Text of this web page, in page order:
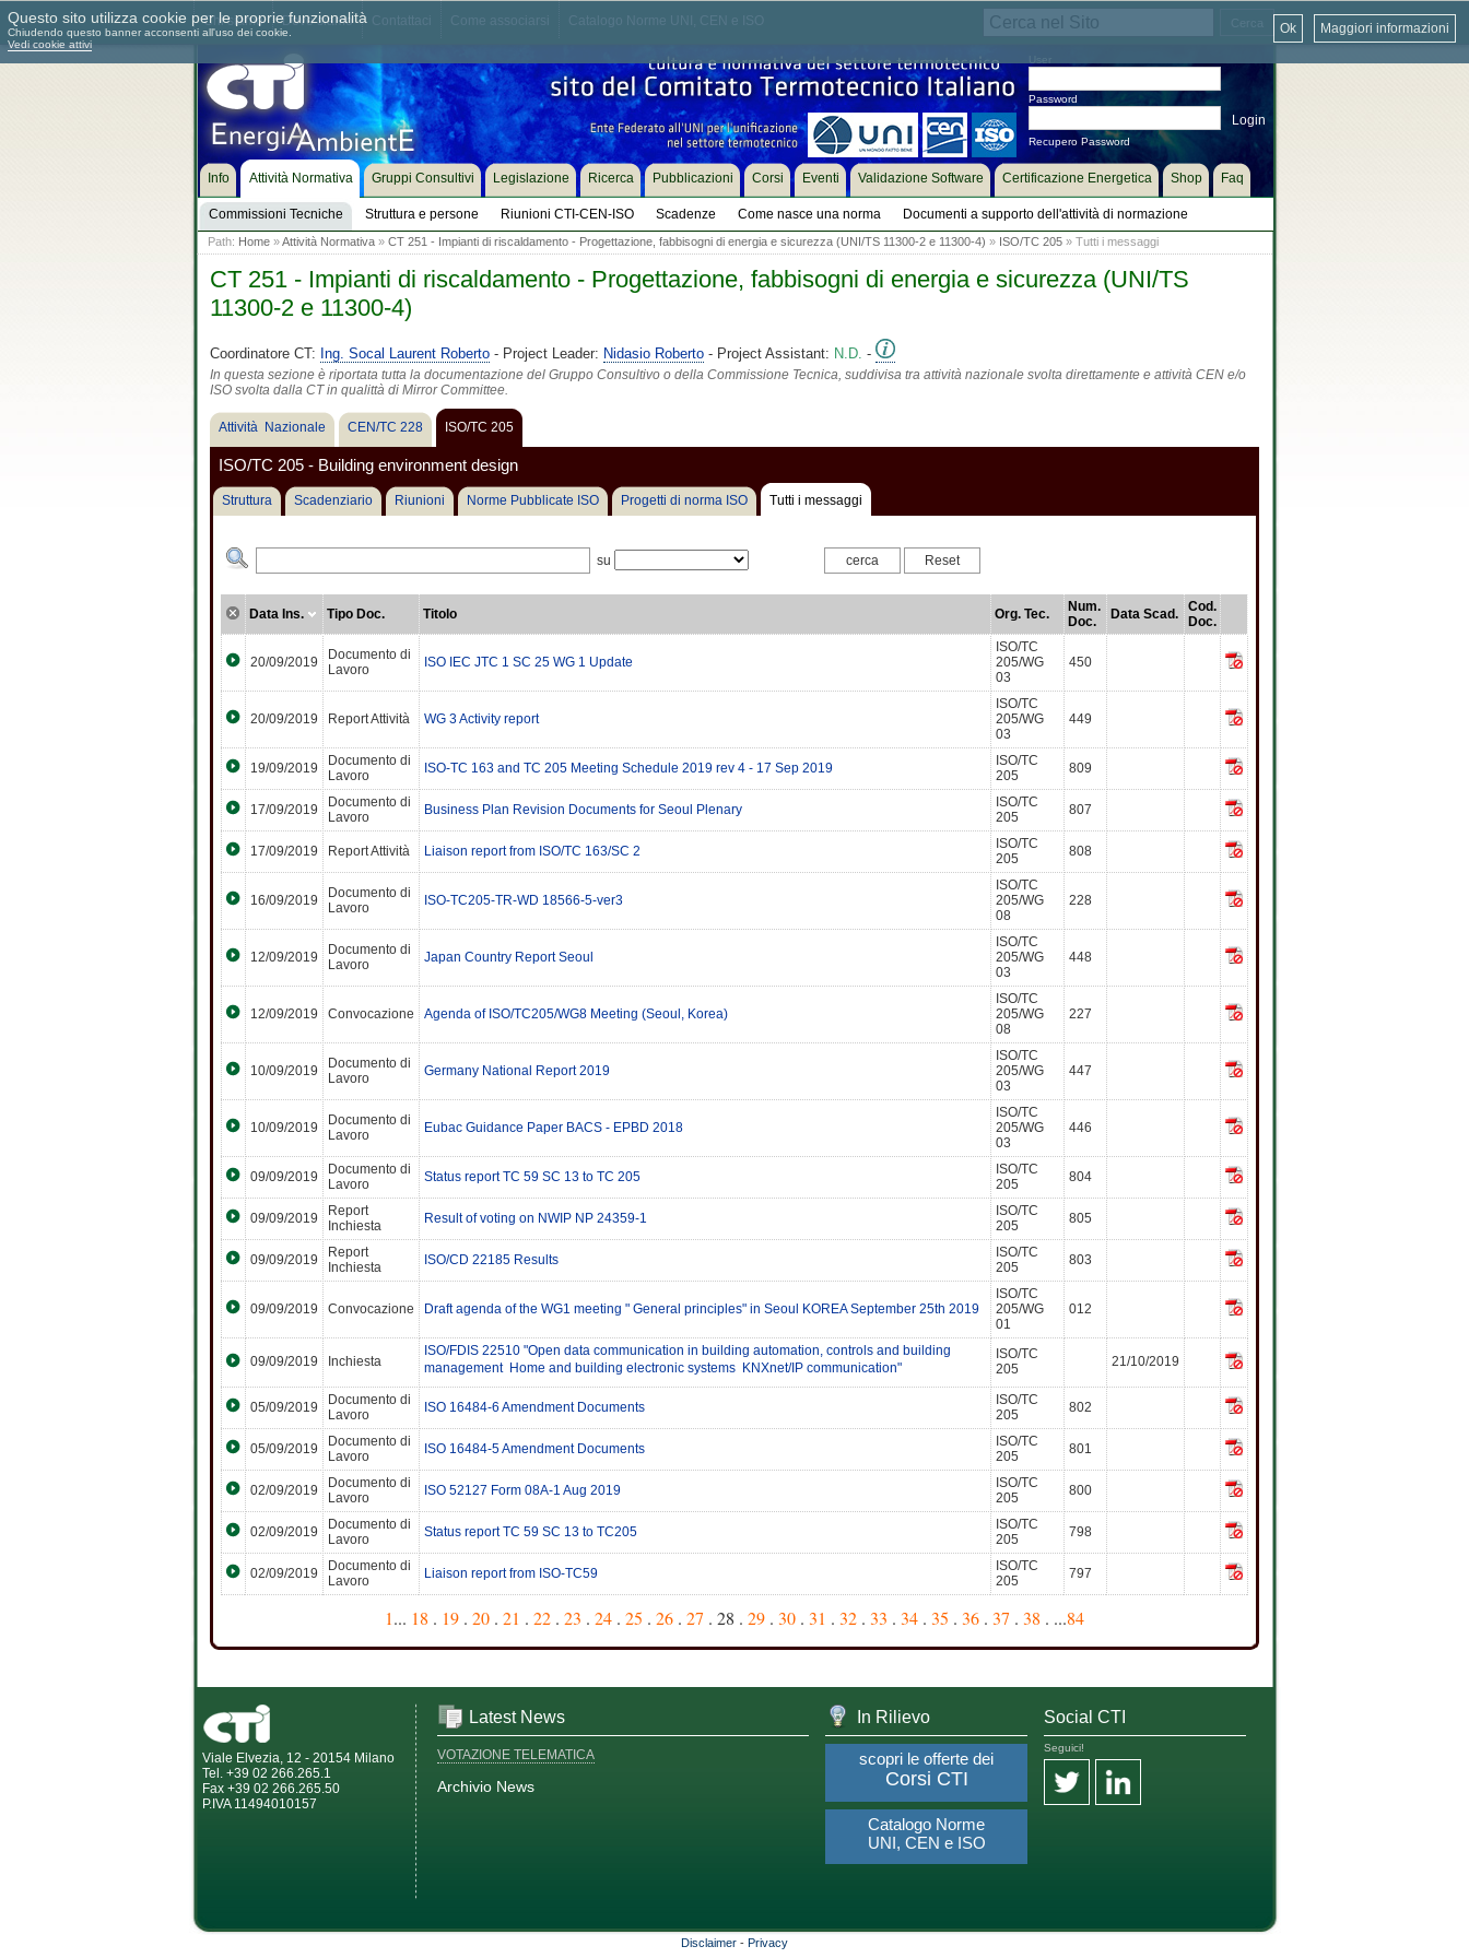
Chi siamo Dove siamo
Password
Recupero Password
Info Attività Normativa
Commissioni Tecniche Struttura e persone Riunioni CTI-CEN-ISO Scadenze Come nasce una norma Documenti a supporto dell'attività di normazione
Gruppi Consultivi Legislazione Ricerca Pubblicazioni Corsi Eventi Validazione Software Certificazione Energetica Shop Faq
Path: Home»Attività Normativa» CT 251 - Impianti di riscaldamento - Progettazione, fabbisogni di energia e sicurezza (UNI/TS 11300-2 e 11300-4) » ISO/TC 205» Tutti i messaggi
CT 251 - Impianti di riscaldamento - Progettazione, fabbisogni di energia e sicurezza (UNI/TS
11300-2 e 11300-4)
Coordinatore CT: Ing. Socal Laurent Roberto- Project Leader: Nidasio Roberto- Project Assistant: N.D. -
In questa sezione è riportata tutta la documentazione del Gruppo Consultivo o della Commissione Tecnica, suddivisa tra attività nazionale svolta direttamente e attività CEN e/o
ISO svolta dalla CT in qualittà di Mirror Committee.
Attività Nazionale CEN/TC 228 ISO/TC 205
ISO/TC 205 - Building environment design
Struttura Scadenziario Riunioni Norme Pubblicate ISO Progetti di norma ISO Tutti i messaggi
su
Data Ins. Tipo Doc. Titolo Org. Tec.
Num.
Doc.
Data Scad.
Cod.
Doc.
20/09/2019
Documento di
Lavoro
ISO IEC JTC 1 SC 25 WG 1 Update
ISO/TC
205/WG
03
450
20/09/2019 Report Attività WG 3 Activity report
ISO/TC
205/WG
03
449
19/09/2019
Documento di
Lavoro
ISO-TC 163 and TC 205 Meeting Schedule 2019 rev 4 - 17 Sep 2019
ISO/TC
205
809
17/09/2019
Documento di
Lavoro
Business Plan Revision Documents for Seoul Plenary
ISO/TC
205
807
17/09/2019 Report Attività Liaison report from ISO/TC 163/SC 2
ISO/TC
205
808
16/09/2019
Documento di
Lavoro
ISO-TC205-TR-WD 18566-5-ver3
ISO/TC
205/WG
08
228
12/09/2019
Documento di
Lavoro
Japan Country Report Seoul
ISO/TC
205/WG
03
448
12/09/2019 Convocazione Agenda of ISO/TC205/WG8 Meeting (Seoul, Korea)
ISO/TC
205/WG
08
227
10/09/2019
Documento di
Lavoro
Germany National Report 2019
ISO/TC
205/WG
03
447
10/09/2019
Documento di
Lavoro
Eubac Guidance Paper BACS - EPBD 2018
ISO/TC
205/WG
03
446
09/09/2019
Documento di
Lavoro
Status report TC 59 SC 13 to TC 205
ISO/TC
205
804
09/09/2019
Report
Inchiesta
Result of voting on NWIP NP 24359-1
ISO/TC
205
805
09/09/2019
Report
Inchiesta
ISO/CD 22185 Results
ISO/TC
205
803
09/09/2019 Convocazione Draft agenda of the WG1 meeting " General principles" in Seoul KOREA September 25th 2019
ISO/TC
205/WG
01
012
09/09/2019 Inchiesta
ISO/FDIS 22510 "Open data communication in building automation, controls and building
management  Home and building electronic systems  KNXnet/IP communication"
ISO/TC
205
21/10/2019
05/09/2019
Documento di
Lavoro
ISO 16484-6 Amendment Documents
ISO/TC
205
802
05/09/2019
Documento di
Lavoro
ISO 16484-5 Amendment Documents
ISO/TC
205
801
02/09/2019
Documento di
Lavoro
ISO 52127 Form 08A-1 Aug 2019
ISO/TC
205
800
02/09/2019
Documento di
Lavoro
Status report TC 59 SC 13 to TC205
ISO/TC
205
798
02/09/2019
Documento di
Lavoro
Liaison report from ISO-TC59
ISO/TC
205
797
1... 18 . 19. 20. 21 . 22. 23 . 24. 25 . 26. 27 . 28 . 29. 30. 31 . 32. 33 . 34. 35 . 36. 37 . 38 . ...84
Viale Elvezia, 12 - 20154 Milano
Tel. +39 02 266.265.1
Fax +39 02 266.265.50
P.IVA 11494010157
Latest News
VOTAZIONE TELEMATICA
Archivio News
In Rilievo
scopri le offerte dei
Corsi CTI
Catalogo Norme
UNI, CEN e ISO
Social CTI
Seguici!
Disclaimer - Privacy
Questo sito utilizza cookie per le proprie funzionalità
Chiudendo questo banner acconsenti all'uso dei cookie.
Vedi cookie attivi
Maggiori informazioni
Ok